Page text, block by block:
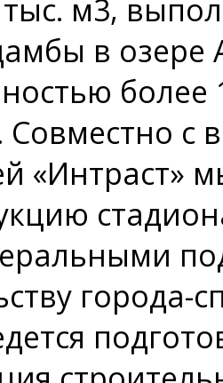
тыс. м3,
в озере
Совместно с
«Интраст»
города-